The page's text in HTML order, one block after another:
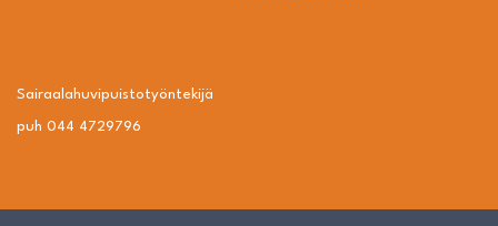
Sairaalahuvipuisto­työntekijä
puh 044 4729796